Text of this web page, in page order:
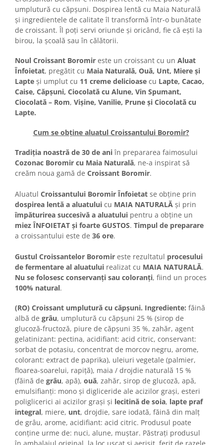
Turta dulce
Turta dulce cu nuci
Turta dulce de Sibiu
Turta dulce cu miere
Croissant
Croissant Duofino
Croissant cu maia
Cornulete
Boromele
Pasca Fresh
Cereale
Paine ambalata
Chifle
Colaci festivi
Snack-uri sărate
Covrigi cu ulei de masline
Covrigi de Buzau
Grisine
Crochete
Produse de gătit
Faina
Arpacas si pesmet
Malai
Produse congelate
Panificatie congelata
Patiserie congelata
Pizza congelata
Baton Cookie congelat
Cheesecake congelat
umplutură cu căpșuni. Dospirea lentă cu Maia Naturală
și ingredientele de calitate îl transformă într-o bunătate
de croissant. Îl poți servi oriunde și oricând, fie că ești la
birou, la școală sau în călătorii.
Noul Croissant Boromir este un croissant cu un Aluat
Înfoietat, pregătit cu Maia Naturală, Ouă, Unt, Miere și
Lapte și umplut cu 11 creme delicioase cu Lapte, Cacao,
Caise, Căpșuni, Ciocolată cu Alune, Vin Spumant,
Ciocolată – Rom, Vișine, Vanilie, Prune și Ciocolată cu
Lapte.
Cum se obține aluatul Croissantului Boromir?
Tradiția noastră de 30 de aniîn prepararea faimosului
Cozonac Boromir cu Maia Naturală, ne-a inspirat să
creăm noua gamă de Croissant Boromir.
Aluatul Croissantului Boromir Înfoietat se obține prin
dospirea lentă a aluatului cu MAIA NATURALĂ și prin
împăturirea succesivă a aluatului pentru a obține un
miez ÎNFOIETAT și foarte GUSTOS. Timpul de preparare
a croissantului este de 36 ore.
Gustul Croissantelor Boromir este rezultatul procesului
de fermentare al aluatului realizat cu MAIA NATURALĂ.
Nu se folosesc conservanți sau coloranți, fiind un proces
100% natural.
(RO) Croissant umplutură cu căpșuni. Ingrediente: făină
albă de grâu, umplutură cu căpșuni 25 % (sirop de
glucoză-fructoză, piure de căpșuni 35 %, zahăr, agent
gelatinizant: pectina, acidifiant: acid citric, conservant:
sorbat de potasiu, concentrat de morcov negru, arome,
colorant: extract de paprika), uleiuri vegetale (palmier,
floarea-soarelui, rapiţă), maia / drojdie naturală 15 %
(făină de grâu, apă), ouă, zahăr, sirop de glucoză, apă,
emulsifianţi: mono și digliceride ale acizilor grași, esteri
poliglicerici ai acizilor grași și lecitină de soia, lapte praf
integral, miere, unt, drojdie, sare iodată, făină din malţ
de grâu, arome, acidifiant: acid citric. Produsul poate
conţine urme de: nuci, alune, muștar. Păstraţi produsul